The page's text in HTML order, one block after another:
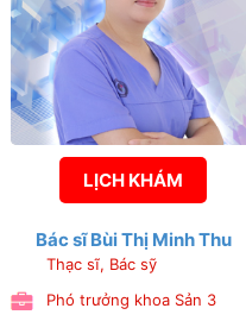
LỊCH KHÁM
Bác sĩ Bùi Thị Minh Thu
Thạc sĩ, Bác sỹ
Phó trưởng khoa Sản 3